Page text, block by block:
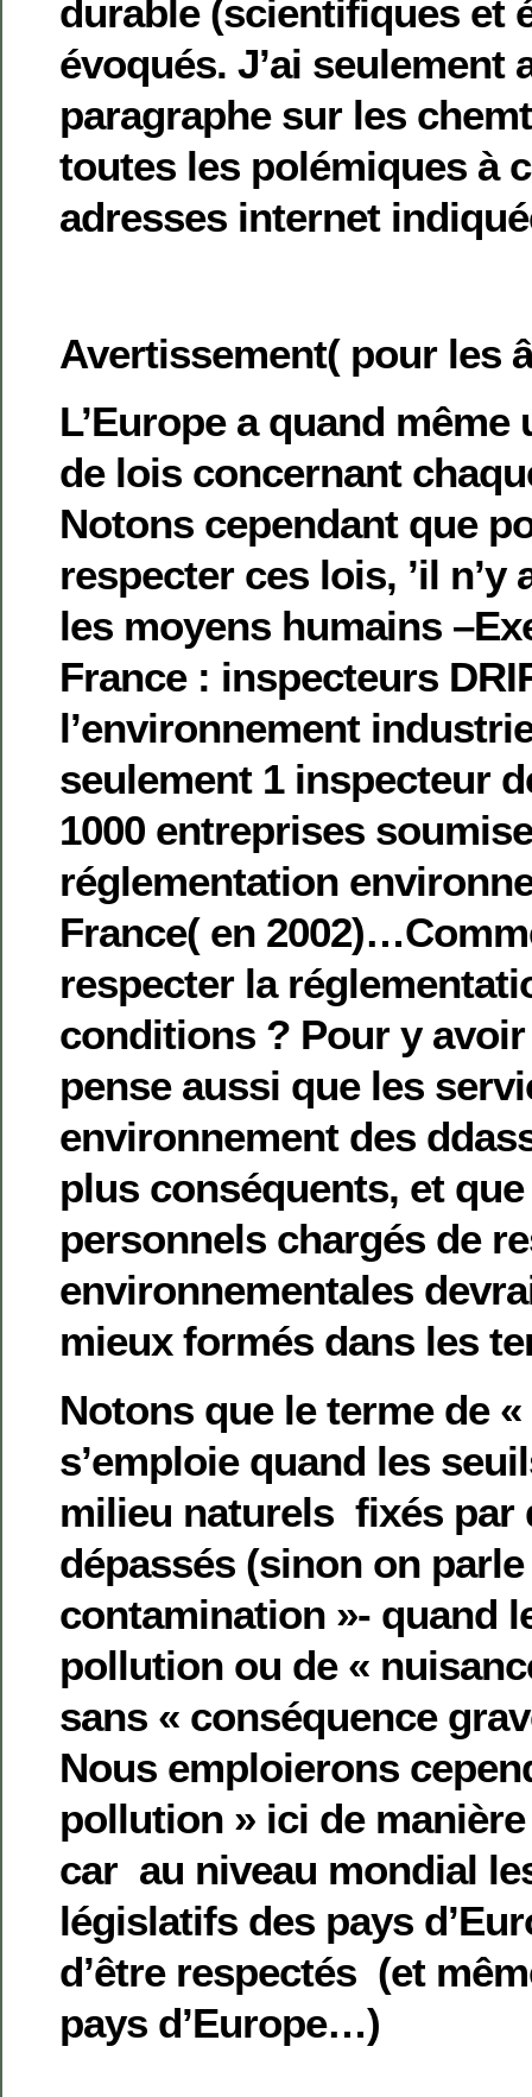
durable (scientifiques et
évoqués. J’ai seulement
paragraphe sur les
toutes les polémiques à
adresses internet
Avertissement( pour les
L’Europe a quand
de lois concernant
Notons cependant que
respecter ces lois, ’il n’y
les moyens humains
France : inspecteurs
l’environnement
seulement 1 inspecteur
1000 entreprises
réglementation
France( en
respecter la
conditions ? Pour y
pense aussi que les
environnement des
plus conséquents, et
personnels chargés de
environnementales
mieux formés dans les
Notons que le terme de
s’emploie quand les
milieu naturels fixés par
dépassés (sinon on
contamination »- quand
pollution ou de «
sans « conséquence
Nous emploierons
pollution » ici de
car au niveau mondial
législatifs des pays
d’être respectés (et
pays d’Europe…)